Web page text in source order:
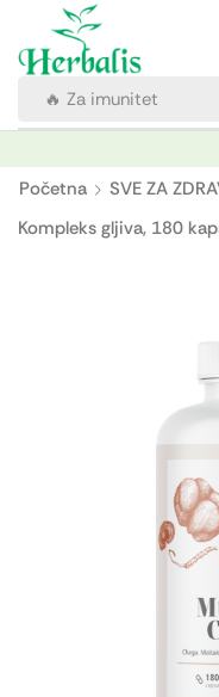
🔥 Za imunitet
Početna SVE ZA
Kompleks gljiva, 180